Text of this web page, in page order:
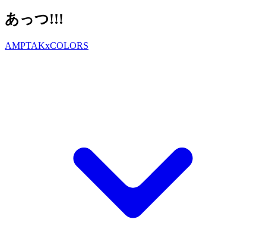
あっつ!!!
AMPTAKxCOLORS